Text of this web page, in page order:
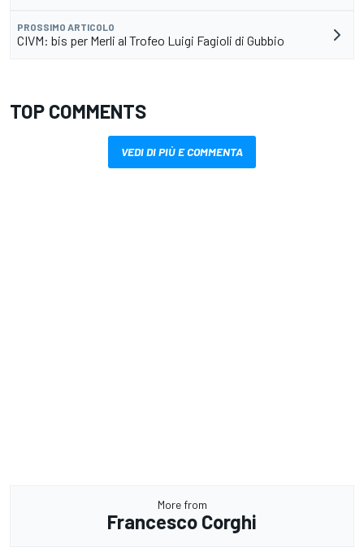
PROSSIMO ARTICOLO
CIVM: bis per Merli al Trofeo Luigi Fagioli di Gubbio
TOP COMMENTS
VEDI DI PIÙ E COMMENTA
More from
Francesco Corghi